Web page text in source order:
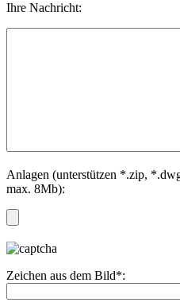
Ihre Nachricht:
Anlagen (unterstützen *.zip,
max. 8Mb):
Zeichen aus dem Bild*: